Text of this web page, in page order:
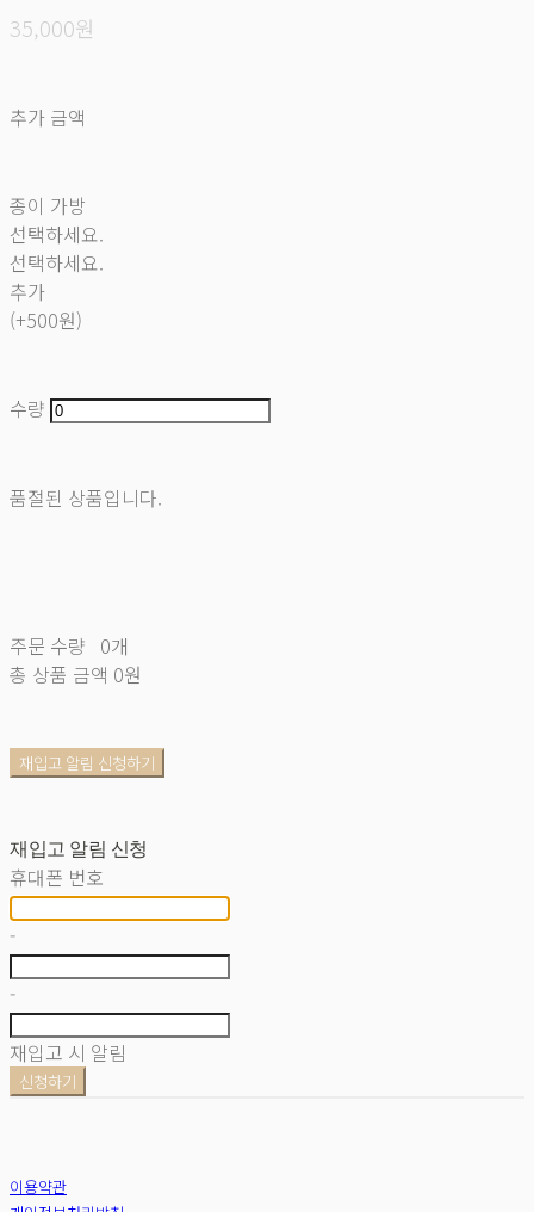
35,000원
추가 금액
종이 가방
선택하세요.
선택하세요.
추가
(+500원)
수량
품절된 상품입니다.
주문 수량 0개
총 상품 금액 0원
재입고 알림 신청하기
재입고 알림 신청
휴대폰 번호
-
-
재입고 시 알림
신청하기
이용약관